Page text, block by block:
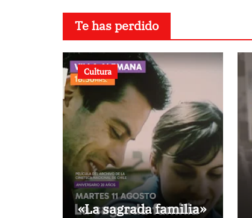
Te has perdido
Cultura
«La sagrada familia»